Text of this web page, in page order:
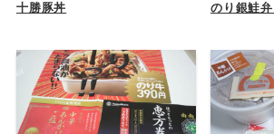
十勝豚丼 のり銀鮭弁